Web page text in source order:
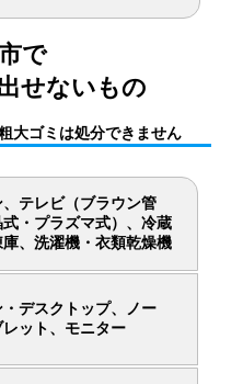
で
せないもの
大ゴミは処分できません
テレビ（ブラウン管
・プラズマ式）、冷蔵
庫、洗濯機・衣類乾燥機
デスクトップ、ノー
レット、モニター